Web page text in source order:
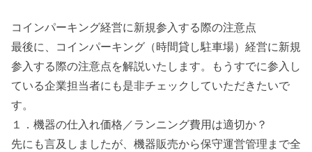
コインパーキング経営に新規参入する際の注意点
最後に、コインパーキング（時間貸し駐車場）経営に新規
参入する際の注意点を解説いたします。もうすでに参入し
ている企業担当者にも是非チェックしていただきたいで
す。
１．機器の仕入れ価格／ランニング費用は適切か？
先にも言及しましたが、 機器販売から保守運営管理まで全